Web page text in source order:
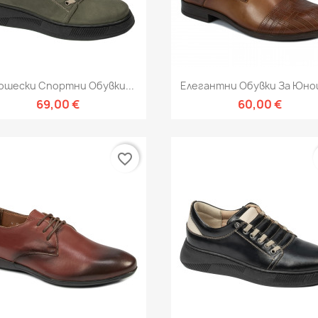
Бърз преглед
Спортни Обувки...
69,00 €
Бърз преглед
Елегантни Обувки За
60,00 €
favorite_border